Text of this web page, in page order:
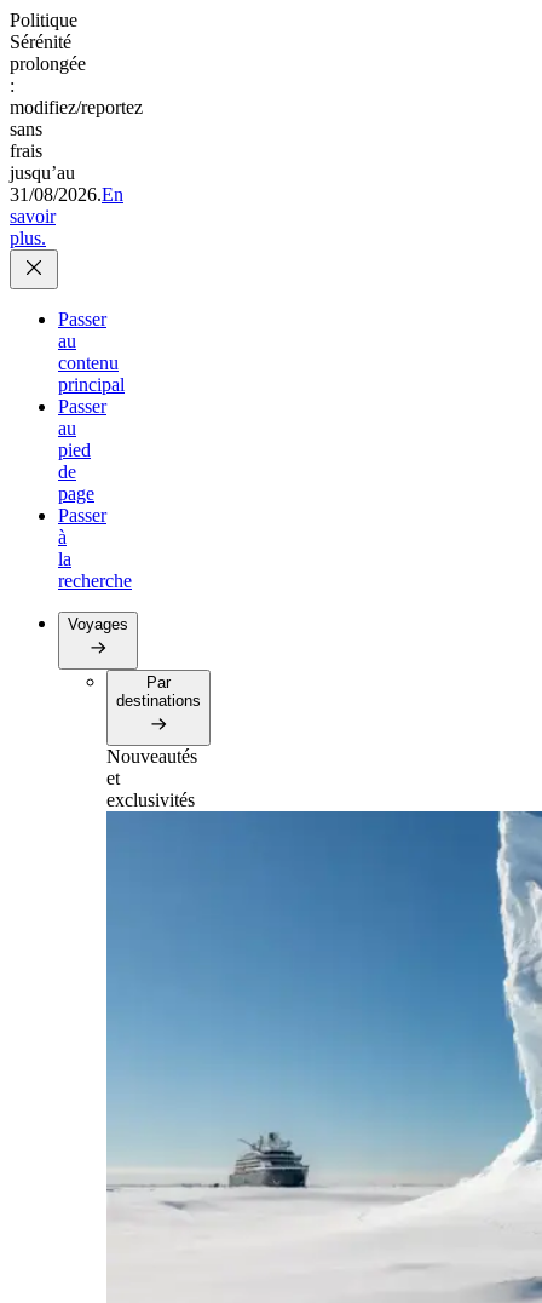
Politique
Sérénité
prolongée
:
modifiez/reportez
sans
frais
jusqu’au
31/08/2026.En
savoir
plus.
Passer
au
contenu
principal
Passer
au
pied
de
page
Passer
à
la
recherche
Voyages
Par
destinations
Nouveautés
et
exclusivités